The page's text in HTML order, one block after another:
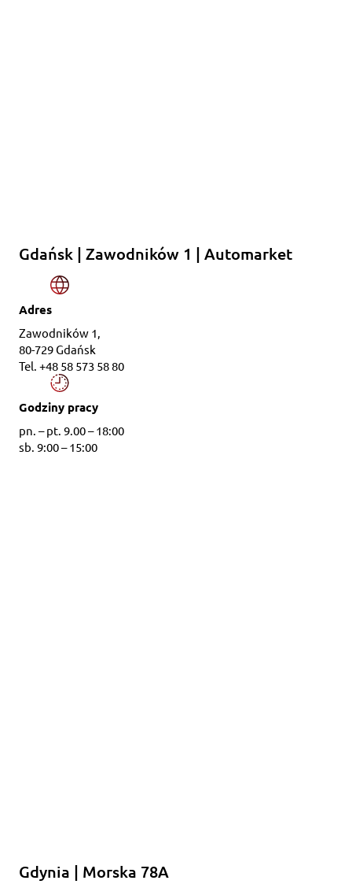
Gdańsk | Zawodników 1 | Automarket
Adres
Zawodników 1,
80-729 Gdańsk
Tel. +48 58 573 58 80
Godziny pracy
pn. – pt. 9.00 – 18:00
sb. 9:00 – 15:00
Gdynia | Morska 78A